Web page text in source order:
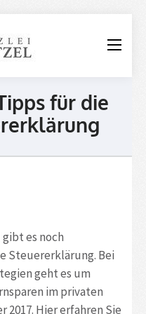
Steuerkanzlei
Wetzel
für die
es noch
Steuererklärung. Bei
geht es um
im privaten
2017. Hier erfahren Sie